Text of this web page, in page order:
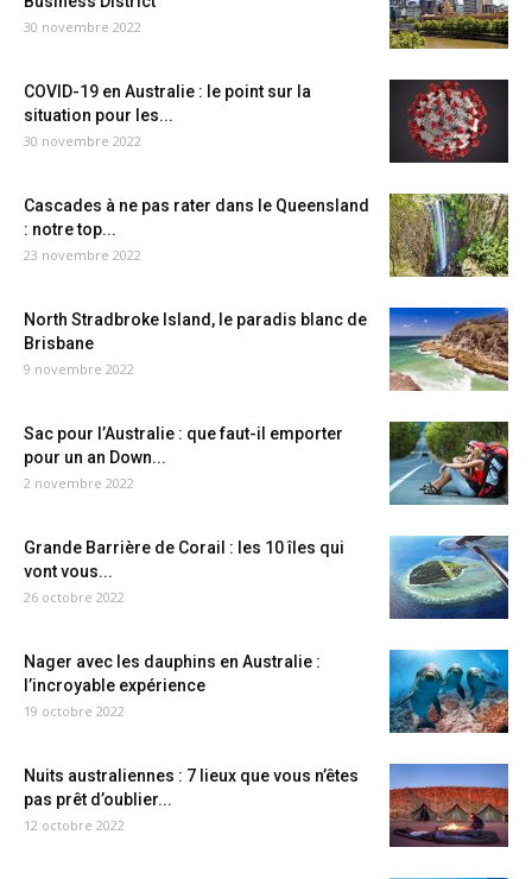
30 novembre 2022
COVID-19 en Australie : le point sur la
situation pour les...
30 novembre 2022
Cascades à ne pas rater dans le Queensland
: notre top...
23 novembre 2022
North Stradbroke Island, le paradis blanc de
Brisbane
9 novembre 2022
Sac pour l’Australie : que faut-il emporter
pour un an Down...
2 novembre 2022
Grande Barrière de Corail : les 10 îles qui
vont vous...
26 octobre 2022
Nager avec les dauphins en Australie :
l’incroyable expérience
19 octobre 2022
Nuits australiennes : 7 lieux que vous n’êtes
pas prêt d’oublier...
12 octobre 2022